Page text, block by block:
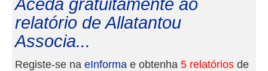
Aceda gratuitamente ao
relatório de Allatantou
Associa...
Registe-se na eInforma e obtenha 5 relatórios de